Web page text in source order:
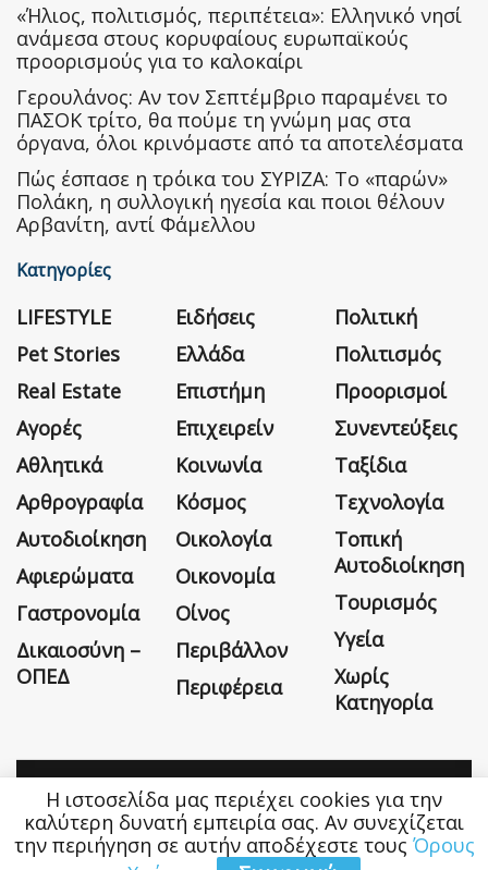
«Ήλιος, πολιτισμός, περιπέτεια»: Ελληνικό νησί
ανάμεσα στους κορυφαίους ευρωπαϊκούς
προορισμούς για το καλοκαίρι
Γερουλάνος: Αν τον Σεπτέμβριο παραμένει το
ΠΑΣΟΚ τρίτο, θα πούμε τη γνώμη μας στα
όργανα, όλοι κρινόμαστε από τα αποτελέσματα
Πώς έσπασε η τρόικα του ΣΥΡΙΖΑ: Το «παρών»
Πολάκη, η συλλογική ηγεσία και ποιοι θέλουν
Αρβανίτη, αντί Φάμελλου
Κατηγορίες
LIFESTYLE
Pet Stories
Real Estate
Αγορές
Αθλητικά
Αρθρογραφία
Αυτοδιοίκηση
Αφιερώματα
Γαστρονομία
Δικαιοσύνη –
ΟΠΕΔ
Ειδήσεις
Ελλάδα
Επιστήμη
Επιχειρείν
Κοινωνία
Κόσμος
Οικολογία
Οικονομία
Οίνος
Περιβάλλον
Περιφέρεια
Πολιτική
Πολιτισμός
Προορισμοί
Συνεντεύξεις
Ταξίδια
Τεχνολογία
Τοπική
Αυτοδιοίκηση
Τουρισμός
Υγεία
Χωρίς
Κατηγορία
Η εταιρεία Όροι Χρήσης Επικοινωνία
Money&Life©
Η ιστοσελίδα μας περιέχει cookies για την
καλύτερη δυνατή εμπειρία σας. Αν συνεχίζεται
την περιήγηση σε αυτήν αποδέχεστε τους Όρους